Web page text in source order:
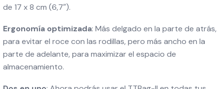
de 17 x 8 cm (6,7″).
Ergonomía optimizada: Más delgado en la parte de atrás,
para evitar el roce con las rodillas, pero más ancho en la
parte de adelante, para maximizar el espacio de
almacenamiento.